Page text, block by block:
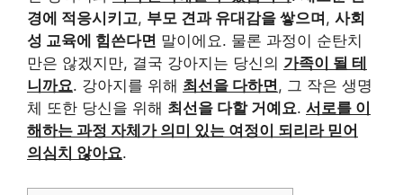
경에 적응시키고, 부모 견과 유대감을 쌓으며 , 사회
성 교육에 힘쓴다면 말이에요. 물론 과정이 순탄치
만은 않겠지만, 결국 강아지는 당신의 가족이 될 테
니까요. 강아지를 위해 최선을 다하면, 그 작은 생명
체 또한 당신을 위해 최선을 다할 거예요. 서로를 이
해하는 과정 자체가 의미 있는 여정이 되리라 믿어
의심치 않아요.